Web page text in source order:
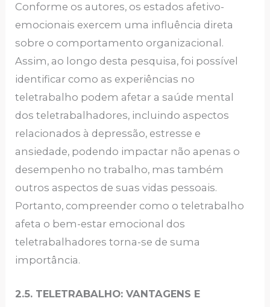
Conforme os autores, os estados afetivo-
emocionais exercem uma influência direta
sobre o comportamento organizacional.
Assim, ao longo desta pesquisa, foi possível
identificar como as experiências no
teletrabalho podem afetar a saúde mental
dos teletrabalhadores, incluindo aspectos
relacionados à depressão, estresse e
ansiedade, podendo impactar não apenas o
desempenho no trabalho, mas também
outros aspectos de suas vidas pessoais.
Portanto, compreender como o teletrabalho
afeta o bem-estar emocional dos
teletrabalhadores torna-se de suma
importância.
2.5. TELETRABALHO: VANTAGENS E